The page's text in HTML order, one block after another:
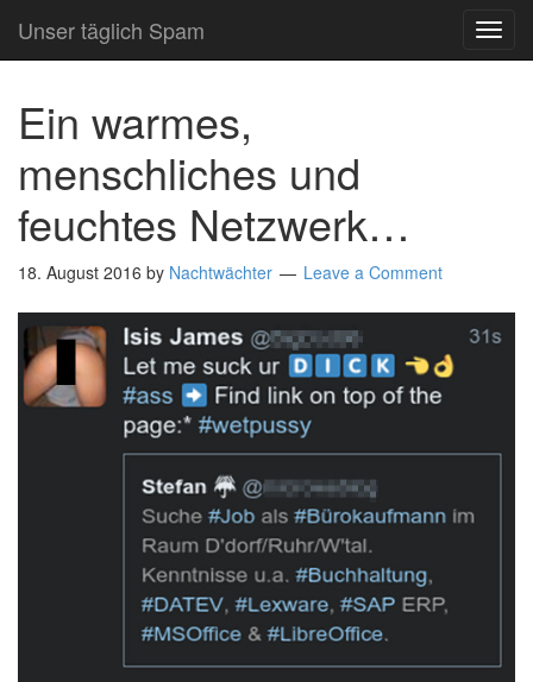
Unser täglich Spam
Ein warmes,
menschliches und
feuchtes Netzwerk…
18. August 2016 by Nachtwächter Leave a Comment